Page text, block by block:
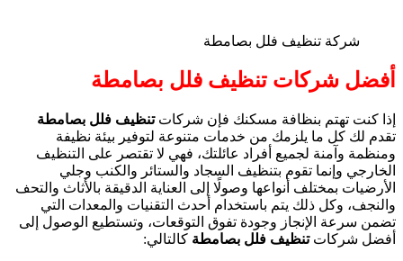
شركة تنظيف فلل بصامطة
أفضل شركات تنظيف فلل بصامطة
إذا كنت تهتم بنظافة مسكنك فإن شركاتتنظيف فلل بصامطة
تقدم لك كل ما يلزمك من خدمات متنوعة لتوفير بيئة نظيفة
ومنظمة وآمنة لجميع أفراد عائلتك، فهي لا تقتصر على التنظيف
الخارجي وإنما تقوم بتنظيف السجاد والستائر والكنب وجلي
الأرضيات بمختلف أنواعها وصولًا إلى العناية الدقيقة بالأثاث والتحف
والنجف، وكل ذلك يتم باستخدام أحدث التقنيات والمعدات التي
تضمن سرعة الإنجاز وجودة تفوق التوقعات، وتستطيع الوصول إلى
أفضل شركاتتنظيف فلل بصامطة كالتالي: